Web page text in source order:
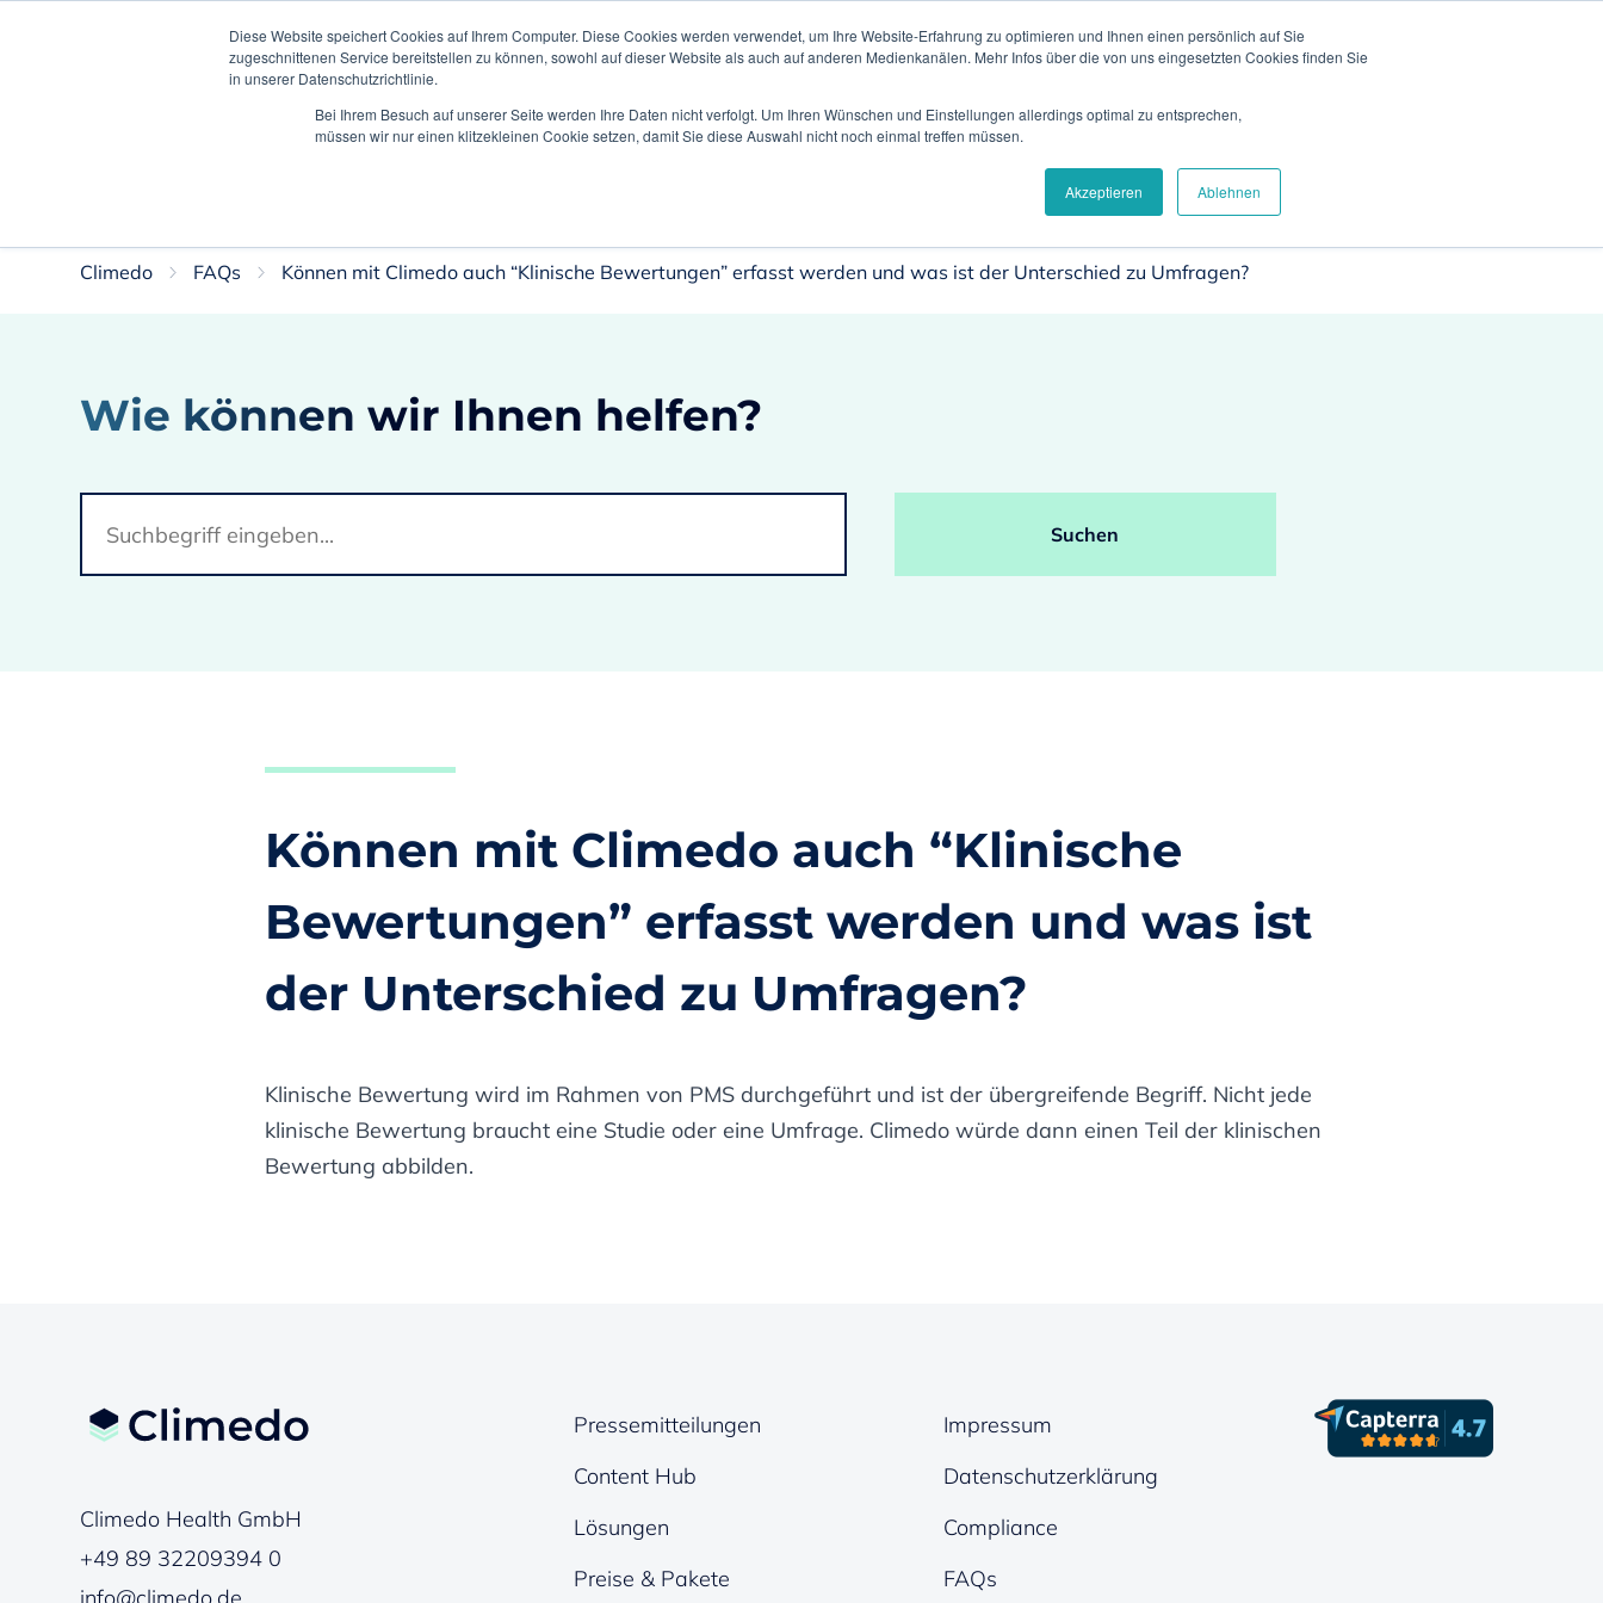
Diese Website speichert Cookies auf Ihrem Computer. Diese Cookies werden verwendet, um Ihre Website-Erfahrung zu optimieren und Ihnen einen persönlich auf Sie
zugeschnittenen Service bereitstellen zu können, sowohl auf dieser Website als auch auf anderen Medienkanälen. Mehr Infos über die von uns eingesetzten Cookies finden Sie
in unserer Datenschutzrichtlinie.
Bei Ihrem Besuch auf unserer Seite werden Ihre Daten nicht verfolgt. Um Ihren Wünschen und Einstellungen allerdings optimal zu entsprechen,
müssen wir nur einen klitzekleinen Cookie setzen, damit Sie diese Auswahl nicht noch einmal treffen müssen.
Akzeptieren Ablehnen
Insights & Events Blog Kontakt
Lösungen Branchen Referenzen Karriere Über uns
Climedo FAQs Können mit Climedo auch “Klinische Bewertungen” erfasst werden und was ist der Unterschied zu Umfragen?
Wie können wir Ihnen helfen?
Suchen
Können mit Climedo auch “Klinische
Bewertungen” erfasst werden und was ist
der Unterschied zu Umfragen?
Klinische Bewertung wird im Rahmen von PMS durchgeführt und ist der übergreifende Begriff. Nicht jede
klinische Bewertung braucht eine Studie oder eine Umfrage. Climedo würde dann einen Teil der klinischen
Bewertung abbilden.
Climedo Health GmbH
+49 89 32209394 0
info@climedo.de
Pressemitteilungen
Content Hub
Lösungen
Preise & Pakete
Impressum
Datenschutzerklärung
Compliance
FAQs